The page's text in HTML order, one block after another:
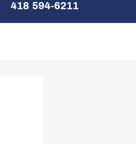
418 594-6211